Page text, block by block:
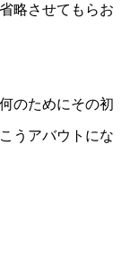
略させてもらお
のためにその初
うアバウトにな